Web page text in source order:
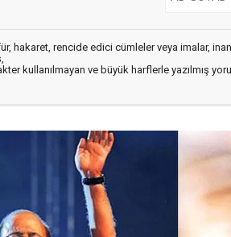
hakaret, rencide edici cümleler veya imalar,
kullanılmayan ve büyük harflerle yazılmış